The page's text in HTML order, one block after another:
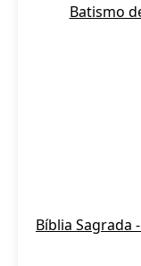
Batismo
Bíblia Sagrada